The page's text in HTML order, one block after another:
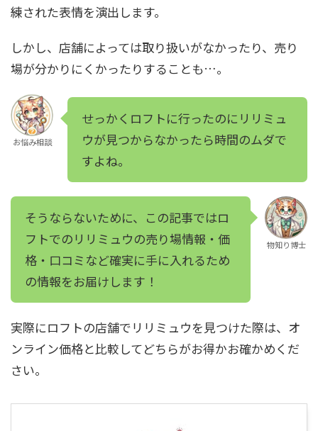
練された表情を演出します。
しかし、店舗によっては取り扱いがなかったり、売り
場が分かりにくかったりすることも…。
お悩み相談
せっかくロフトに行ったのにリリミュ
ウが見つからなかったら時間のムダで
すよね。
そうならないために、この記事ではロ
フトでのリリミュウの売り場情報・価
格・口コミなど確実に手に入れるため
の情報をお届けします！
物知り博士
実際にロフトの店舗でリリミュウを見つけた際は、オ
ンライン価格と比較してどちらがお得かお確かめくだ
さい。